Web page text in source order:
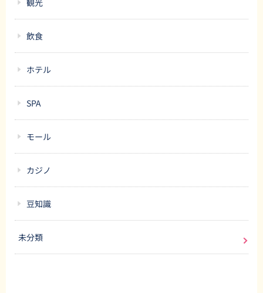
観光
飲食
ホテル
SPA
モール
カジノ
豆知識
未分類